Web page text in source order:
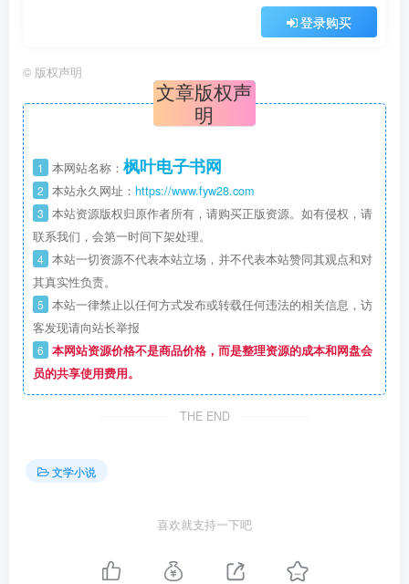
登录购买
© 版权声明
文章版权声
明
1 本网站名称： 枫叶电子书网
2 本站永久网址： https://www.fyw28.com
3 本站资源版权归原作者所有，请购买正版资源。如有侵权，请
联系我们，会第一时间下架处理。
4 本站一切资源不代表本站立场，并不代表本站赞同其观点和对
其真实性负责。
5 本站一律禁止以任何方式发布或转载任何违法的相关信息，访
客发现请向站长举报
6 本网站资源价格不是商品价格，而是整理资源的成本和网盘会
员的共享使用费用。
THE END
文学小说
喜欢就支持一下吧